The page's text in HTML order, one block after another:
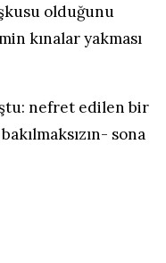
olduğunu
kınalar yakması
nefret edilen bir
sona